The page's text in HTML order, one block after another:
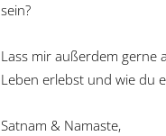
sein?
Lass mir außerdem gerne
Leben erlebst und wie du
Satnam & Namaste,